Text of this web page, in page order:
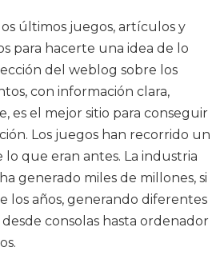
últimos juegos, artículos y
para hacerte una idea de lo
del weblog sobre los
con información clara,
es el mejor sitio para conseguir
Los juegos han recorrido un
lo que eran antes. La industria
generado miles de millones, si
los años, generando diferentes
consolas hasta ordenador